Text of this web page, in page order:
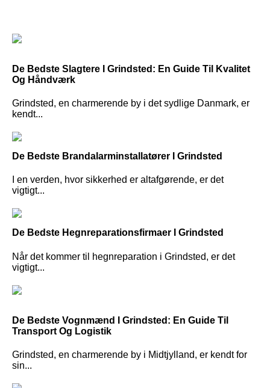
De Bedste Slagtere I Grindsted: En Guide Til Kvalitet
Og Håndværk
Grindsted, en charmerende by i det sydlige Danmark, er
kendt...
De Bedste Brandalarminstallatører I Grindsted
I en verden, hvor sikkerhed er altafgørende, er det
vigtigt...
De Bedste Hegnreparationsfirmaer I Grindsted
Når det kommer til hegnreparation i Grindsted, er det
vigtigt...
De Bedste Vognmænd I Grindsted: En Guide Til
Transport Og Logistik
Grindsted, en charmerende by i Midtjylland, er kendt for
sin...